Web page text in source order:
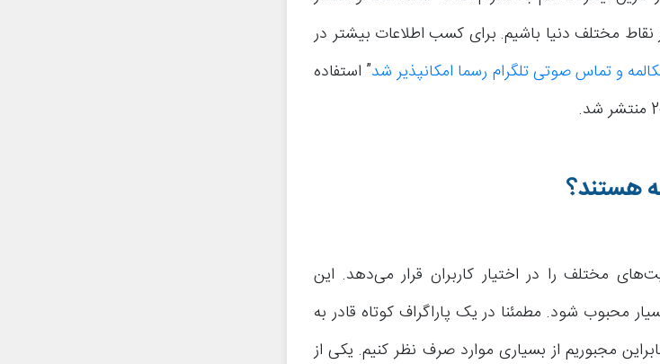
مختلف دنیا باشیم. برای کسب اطلاعات بیشتر در
و تماس صوتی تلگرام رسما امکانپذیر شد” استفاده
هستند؟
مختلف را در اختیار کاربران قرار می‌دهد. این
محبوب شود. مطمئنا در یک پاراگراف کوتاه قادر به
مجبوریم از بسیاری موارد صرف نظر کنیم. یکی از